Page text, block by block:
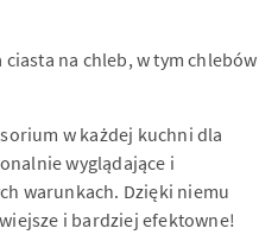
ciasta na chleb, w tym chlebów
w każdej kuchni dla
wyglądające i
warunkach. Dzięki niemu
i bardziej efektowne!